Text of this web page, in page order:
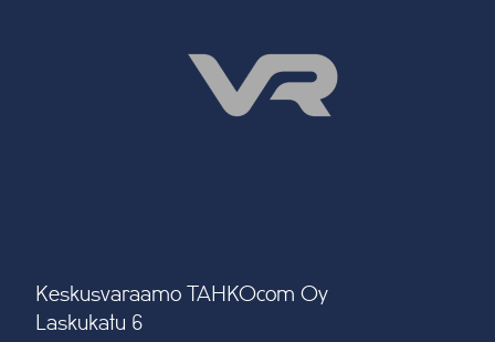
Keskusvaraamo TAHKOcom Oy
Laskukatu 6